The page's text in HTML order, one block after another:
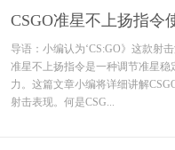
CSGO准星不上扬指令
导语：小编认为‘CS:GO》这款射
准星不上扬指令是一种调节准星
力。这篇文章小编将详细讲解
射击表现。何是CSG...